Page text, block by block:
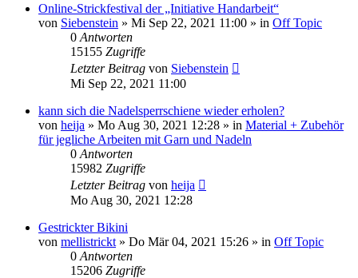
Online-Strickfestival der „Initiative Handarbeit“
von Siebenstein » Mi Sep 22, 2021 11:00 » in Off Topic
0 Antworten
15155 Zugriffe
Letzter Beitrag von Siebenstein
Mi Sep 22, 2021 11:00
kann sich die Nadelsperrschiene wieder erholen?
von heija » Mo Aug 30, 2021 12:28 » in Material + Zubehör
für jegliche Arbeiten mit Garn und Nadeln
0 Antworten
15982 Zugriffe
Letzter Beitrag von heija
Mo Aug 30, 2021 12:28
Gestrickter Bikini
von mellistrickt » Do Mär 04, 2021 15:26 » in Off Topic
0 Antworten
15206 Zugriffe